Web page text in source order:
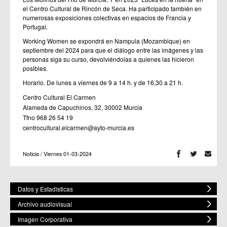
el Centro Cultural de Rincón de Seca. Ha participado también en
numerosas exposiciones colectivas en espacios de Francia y
Portugal.
Working Women se expondrá en Nampula (Mozambique) en
septiembre del 2024 para que el diálogo entre las imágenes y las
personas siga su curso, devolviéndolas a quienes las hicieron
posibles.
Horario. De lunes a viernes de 9 a 14 h. y de 16,30 a 21 h.
Centro Cultural El Carmen
Alameda de Capuchinos, 32, 30002 Murcia
Tfno 968 26 54 19
centrocultural.elcarmen@ayto-murcia.es
Noticia / Viernes 01-03-2024
Datos y Estadísticas
Archivo audiovisual
Imagen Corporativa